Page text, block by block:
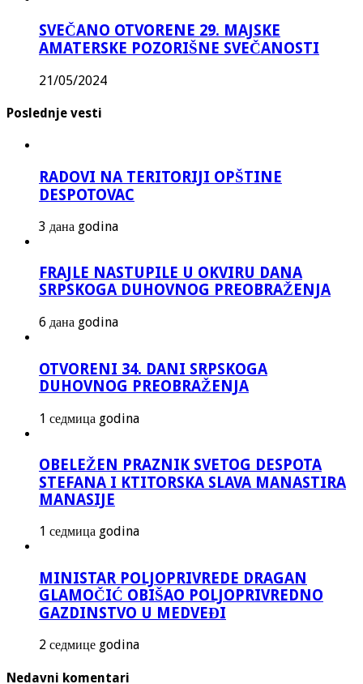
SVEČANO OTVORENE 29. MAJSKE
AMATERSKE POZORIŠNE SVEČANOSTI
21/05/2024
Poslednje vesti
RADOVI NA TERITORIJI OPŠTINE
DESPOTOVAC
3 дана godina
FRAJLE NASTUPILE U OKVIRU DANA
SRPSKOGA DUHOVNOG PREOBRAŽENJA
6 дана godina
OTVORENI 34. DANI SRPSKOGA
DUHOVNOG PREOBRAŽENJA
1 седмица godina
OBELEŽEN PRAZNIK SVETOG DESPOTA
STEFANA I KTITORSKA SLAVA MANASTIRA
MANASIJE
1 седмица godina
MINISTAR POLJOPRIVREDE DRAGAN
GLAMOČIĆ OBIŠAO POLJOPRIVREDNO
GAZDINSTVO U MEDVEĐI
2 седмице godina
Nedavni komentari